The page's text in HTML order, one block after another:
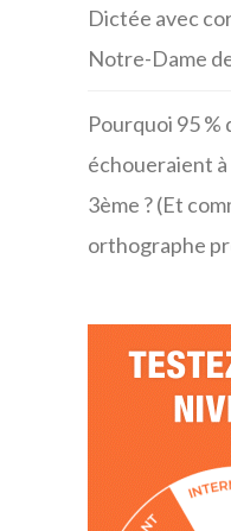
Dictée avec
Notre-Dame
Pourquoi 95 %
échoueraient
3ème ? (Et
orthographe